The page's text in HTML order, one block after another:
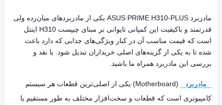
مادربرد ASUS PRIME H310-PLUS یکی از مادربردهای میان‌رده ولی
قدرتمند و باکیفیت این کمپانی تایوانی بر مبنای چیپست H310 اینتل
است که قیمت مناسب آن در کنار ویژگی‌های جذابی که دارد باعث
شده تا به یکی از گزینه‌های اصلی خریداران تبدیل شود. با نقد و
بررسی این مادربرد همراه ما باشید.
مادربرد
(Motherboard) یکی از اصلی‌ترین قطعات هر سیستم
کامپیوتری است که قطعات و سخت‌افزار مختلف به طور مستقیم یا